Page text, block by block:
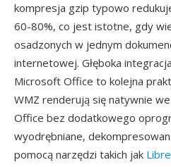
kompresja gzip typowo
60-80%, co jest istotne, gdy
osadzonych w jednym
internetowej. Głęboka
Microsoft Office to kolejna
WMZ renderują się natywnie
Office bez dodatkowego
wyodrębniane,
pomocą narzędzi takich jak